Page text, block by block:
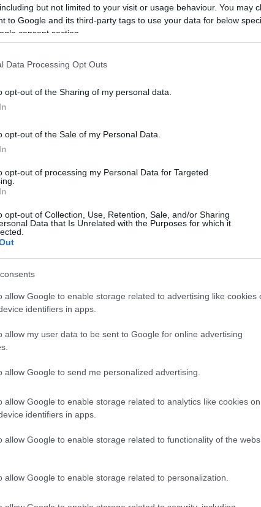
but not limited to your visit or usage behaviour. You may
to Google and its third-party tags to use your data for below
consent section.
Data Processing Opt Outs
opt-out of the Sharing of my personal data.
opt-out of the Sale of my Personal Data.
opt-out of processing my Personal Data for Targeted
opt-out of Collection, Use, Retention, Sale, and/or Sharing
Data that Is Unrelated with the Purposes for which it
allow Google to enable storage related to advertising like cookies
identifiers in apps.
allow my user data to be sent to Google for online advertising
allow Google to send me personalized advertising.
allow Google to enable storage related to analytics like cookies on
identifiers in apps.
allow Google to enable storage related to functionality of the
allow Google to enable storage related to personalization.
social media, τον ρόλο των πλατφορμών, τον ψηφιακό
Υγείας, σημείωσε ότι, σύμφωνα με τον Παγκόσμιο
η μοναδική αιτία, αλλά μπορούν να επιτείνουν το
ως ζήτημα δημόσιας υγείας.
Σύμβουλος Ψηφιακής Πολιτικής και Τεχνητής
ενώ
η Ευγενία Μπόζου,Head of Government
επιτρέπεται», αλλά να εστιάζει στη δημιουργία
καθοδήγησης, προειδοποιώντας παράλληλα
να οδηγήσει τους ανηλίκους σε ακόμη λιγότερο
στην Ψυχολογία του Παιδιού και Εφήβου,
και του παραδείγματος των γονέων, ενώ
απαιτείται ισορροπία.